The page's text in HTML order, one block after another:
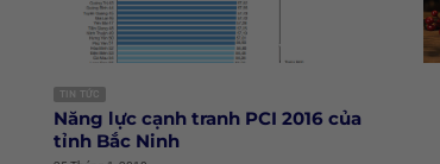
TIN TỨC
Năng lực cạnh tranh PCI 2016 của
tỉnh Bắc Ninh